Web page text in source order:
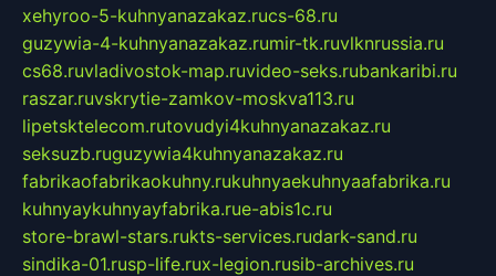
xehyroo-5-kuhnyanazakaz.rucs-68.ru
guzywia-4-kuhnyanazakaz.rumir-tk.ruvlknrussia.ru
cs68.ruvladivostok-map.ruvideo-seks.rubankaribi.ru
raszar.ruvskrytie-zamkov-moskva113.ru
lipetsktelecom.rutovudyi4kuhnyanazakaz.ru
seksuzb.ruguzywia4kuhnyanazakaz.ru
fabrikaofabrikaokuhny.rukuhnyaekuhnyaafabrika.ru
kuhnyaykuhnyayfabrika.rue-abis1c.ru
store-brawl-stars.rukts-services.rudark-sand.ru
sindika-01.rusp-life.rux-legion.rusib-archives.ru